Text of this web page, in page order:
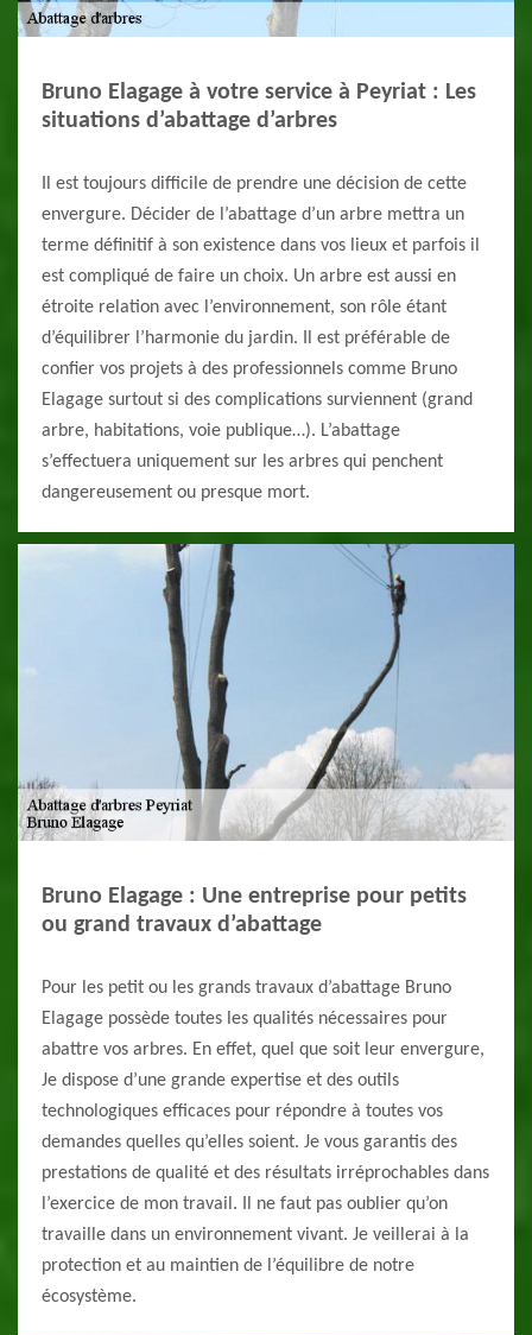
Bruno Elagage à votre service à Peyriat : Les
situations d’abattage d’arbres
Il est toujours difficile de prendre une décision de cette
envergure. Décider de l’abattage d’un arbre mettra un
terme définitif à son existence dans vos lieux et parfois il
est compliqué de faire un choix. Un arbre est aussi en
étroite relation avec l’environnement, son rôle étant
d’équilibrer l’harmonie du jardin. Il est préférable de
confier vos projets à des professionnels comme Bruno
Elagage surtout si des complications surviennent (grand
arbre, habitations, voie publique…). L’abattage
s’effectuera uniquement sur les arbres qui penchent
dangereusement ou presque mort.
Bruno Elagage : Une entreprise pour petits
ou grand travaux d’abattage
Pour les petit ou les grands travaux d’abattage Bruno
Elagage possède toutes les qualités nécessaires pour
abattre vos arbres. En effet, quel que soit leur envergure,
Je dispose d’une grande expertise et des outils
technologiques efficaces pour répondre à toutes vos
demandes quelles qu’elles soient. Je vous garantis des
prestations de qualité et des résultats irréprochables dans
l’exercice de mon travail. Il ne faut pas oublier qu’on
travaille dans un environnement vivant. Je veillerai à la
protection et au maintien de l’équilibre de notre
écosystème.